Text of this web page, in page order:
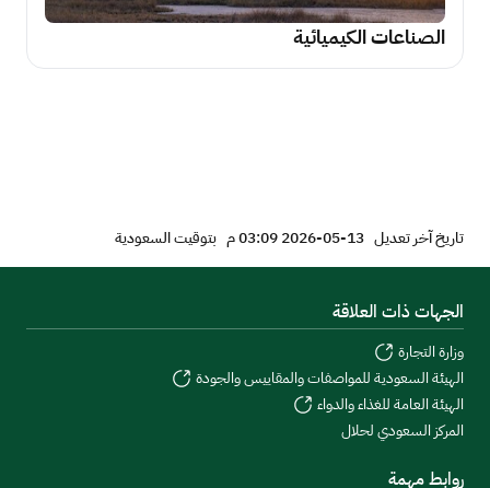
الصناعات الكيميائية
تاريخ آخر تعديل 13-05-2026 03:09 م بتوقيت السعودية
الجهات ذات العلاقة
وزارة التجارة
الهيئة السعودية للمواصفات والمقاييس والجودة
الهيئة العامة للغذاء والدواء
المركز السعودي لحلال
روابط مهمة